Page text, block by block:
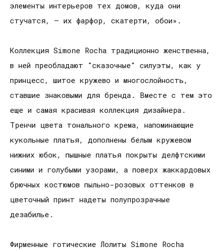
элементы интерьеров тех домов, куда они
стучатся, – их фарфор, скатерти, обои».
Коллекция Simone Rocha традиционно женственна,
в ней преобладают "сказочные" силуэты, как у
принцесс, шитое кружево и многослойность,
ставшие знаковыми для бренда. Вместе с тем это
еще и самая красивая коллекция дизайнера.
Тренчи цвета тонального крема, напоминающие
кукольные платья, дополнены белым кружевом
нижних юбок, пышные платья покрыты делфтскими
синими и голубыми узорами, а поверх жаккардовых
брючных костюмов пыльно-розовых оттенков в
цветочный принт надеты полупрозрачные
дезабилье.
Фирменные готические Лолиты Simone Rocha